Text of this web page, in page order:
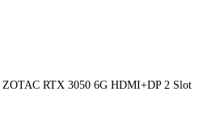
RTX 3050 6G HDMI+DP 2 Slot